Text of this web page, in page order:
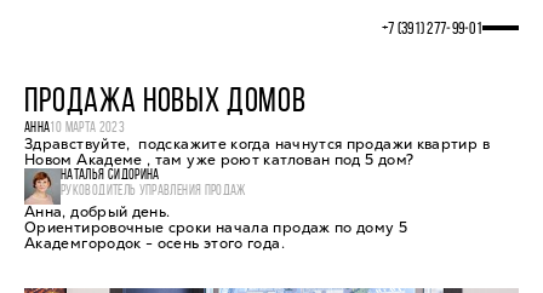
+7 (391) 277‒99‒01
ПРОДАЖА НОВЫХ ДОМОВ
АННА10 МАРТА 2023
Здравствуйте, подскажите когда начнутся продажи квартир в
Новом Академе , там уже роют катлован под 5 дом?
НАТАЛЬЯ СИДОРИНА
РУКОВОДИТЕЛЬ УПРАВЛЕНИЯ ПРОДАЖ
Анна, добрый день.
Ориентировочные сроки начала продаж по дому 5
Академгородок - осень этого года.